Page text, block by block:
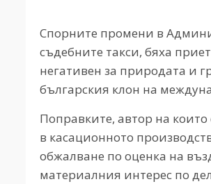
Спорните промени в
съдебните такси, бяха
негативен за природата и
българския клон на
Поправките, автор на
в касационното
обжалване по оценка на
материалния интерес по